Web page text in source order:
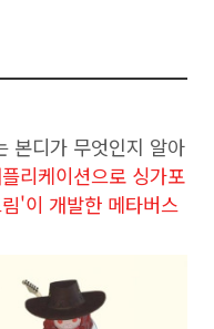
본디가 무엇인지 알아
리케이션으로 싱가포
'이 개발한 메타버스